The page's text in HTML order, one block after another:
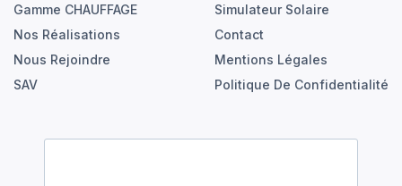
Gamme CHAUFFAGE
Nos Réalisations
Nous Rejoindre
SAV
Simulateur Solaire
Contact
Mentions Légales
Politique De Confidentialité